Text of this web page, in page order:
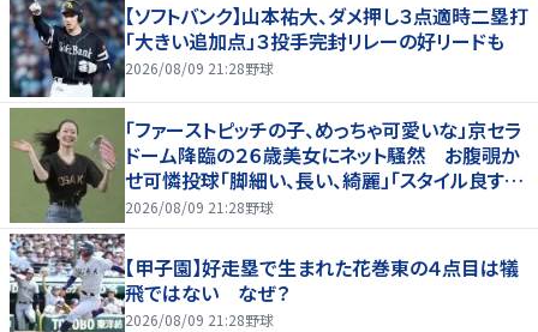
【ソフトバンク】山本祐大、ダメ押し３点適時二塁打
「大きい追加点」３投手完封リレーの好リードも
2026/08/09 21:28野球
「ファーストピッチの子、めっちゃ可愛いな」京セラ
ドーム降臨の２６歳美女にネット騒然 お腹覗か
せ可憐投球「脚細い、長い、綺麗」「スタイル良すぎ
だろ」
2026/08/09 21:28野球
【甲子園】好走塁で生まれた花巻東の４点目は犠
飛ではない なぜ？
2026/08/09 21:28野球